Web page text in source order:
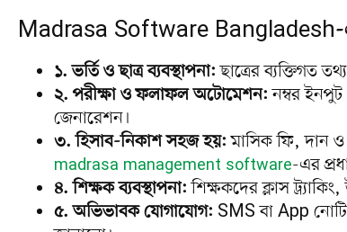
Madrasa Software Bangladesh-
১. ভর্তি ও ছাত্র ব্যবস্থাপনা:ছাত্রের ব্যক্তিগত
২. পরীক্ষা ও ফলাফল অটোমেশন:নম্বর
জেনারেশন।
৩. হিসাব-নিকাশ সহজ হয়:মাসিক ফি, দান ও
madrasa management software-এর
৪. শিক্ষক ব্যবস্থাপনা:শিক্ষকদের ক্লাস
৫. অভিভাবক যোগাযোগ: SMS বা App